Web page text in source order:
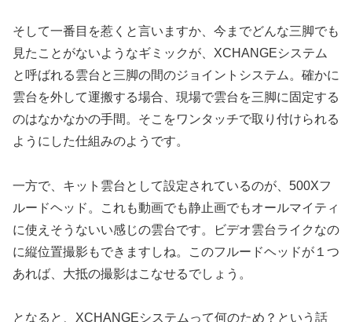
そして一番目を惹くと言いますか、今までどんな三脚でも
見たことがないようなギミックが、XCHANGEシステム
と呼ばれる雲台と三脚の間のジョイントシステム。確かに
雲台を外して運搬する場合、現場で雲台を三脚に固定する
のはなかなかの手間。そこをワンタッチで取り付けられる
ようにした仕組みのようです。
一方で、キット雲台として設定されているのが、500Xフ
ルードヘッド。これも動画でも静止画でもオールマイティ
に使えそうないい感じの雲台です。ビデオ雲台ライクなの
に縦位置撮影もできますしね。このフルードヘッドが１つ
あれば、大抵の撮影はこなせるでしょう。
となると、XCHANGEシステムって何のため？という話